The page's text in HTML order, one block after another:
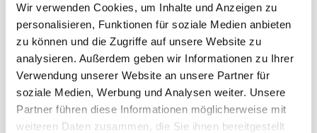
Wir verwenden Cookies, um Inhalte und Anzeigen zu
personalisieren, Funktionen für soziale Medien anbieten
zu können und die Zugriffe auf unsere Website zu
analysieren. Außerdem geben wir Informationen zu Ihrer
Verwendung unserer Website an unsere Partner für
soziale Medien, Werbung und Analysen weiter. Unsere
Partner führen diese Informationen möglicherweise mit
weiteren Daten zusammen, die Sie ihnen bereitgestellt
Mehr erfahren
select